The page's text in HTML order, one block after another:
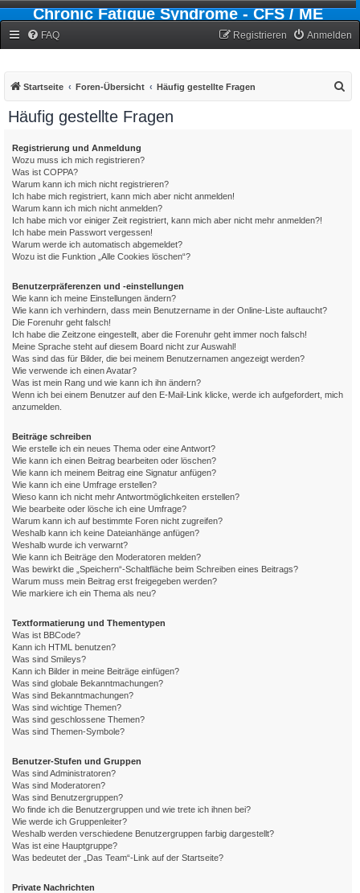
Chronic Fatigue Syndrome - CFS / ME
FAQ Anmelden
Registrieren
Startseite Foren-Übersicht Häufig gestellte Fragen
Häufig gestellte Fragen
Registrierung und Anmeldung
Wozu muss ich mich registrieren?
Was ist COPPA?
Warum kann ich mich nicht registrieren?
Ich habe mich registriert, kann mich aber nicht anmelden!
Warum kann ich mich nicht anmelden?
Ich habe mich vor einiger Zeit registriert, kann mich aber nicht mehr anmelden?!
Ich habe mein Passwort vergessen!
Warum werde ich automatisch abgemeldet?
Wozu ist die Funktion „Alle Cookies löschen“?
Benutzerpräferenzen und -einstellungen
Wie kann ich meine Einstellungen ändern?
Wie kann ich verhindern, dass mein Benutzername in der Online-Liste auftaucht?
Die Forenuhr geht falsch!
Ich habe die Zeitzone eingestellt, aber die Forenuhr geht immer noch falsch!
Meine Sprache steht auf diesem Board nicht zur Auswahl!
Was sind das für Bilder, die bei meinem Benutzernamen angezeigt werden?
Wie verwende ich einen Avatar?
Was ist mein Rang und wie kann ich ihn ändern?
Wenn ich bei einem Benutzer auf den E-Mail-Link klicke, werde ich aufgefordert, mich
anzumelden.
Beiträge schreiben
Wie erstelle ich ein neues Thema oder eine Antwort?
Wie kann ich einen Beitrag bearbeiten oder löschen?
Wie kann ich meinem Beitrag eine Signatur anfügen?
Wie kann ich eine Umfrage erstellen?
Wieso kann ich nicht mehr Antwortmöglichkeiten erstellen?
Wie bearbeite oder lösche ich eine Umfrage?
Warum kann ich auf bestimmte Foren nicht zugreifen?
Weshalb kann ich keine Dateianhänge anfügen?
Weshalb wurde ich verwarnt?
Wie kann ich Beiträge den Moderatoren melden?
Was bewirkt die „Speichern“-Schaltfläche beim Schreiben eines Beitrags?
Warum muss mein Beitrag erst freigegeben werden?
Wie markiere ich ein Thema als neu?
Textformatierung und Thementypen
Was ist BBCode?
Kann ich HTML benutzen?
Was sind Smileys?
Kann ich Bilder in meine Beiträge einfügen?
Was sind globale Bekanntmachungen?
Was sind Bekanntmachungen?
Was sind wichtige Themen?
Was sind geschlossene Themen?
Was sind Themen-Symbole?
Benutzer-Stufen und Gruppen
Was sind Administratoren?
Was sind Moderatoren?
Was sind Benutzergruppen?
Wo finde ich die Benutzergruppen und wie trete ich ihnen bei?
Wie werde ich Gruppenleiter?
Weshalb werden verschiedene Benutzergruppen farbig dargestellt?
Was ist eine Hauptgruppe?
Was bedeutet der „Das Team“-Link auf der Startseite?
Private Nachrichten